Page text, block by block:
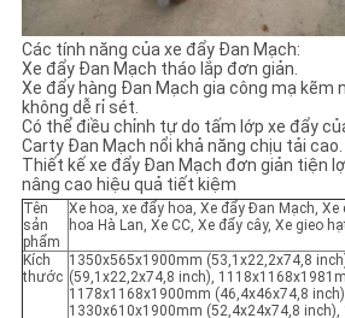
Các tính năng của xe đẩy Đan Mạch:
Xe đẩy Đan Mạch tháo lắp đơn giản.
Xe đẩy hàng Đan Mạch gia công mạ kẽm
không dễ rỉ sét.
Có thể điều chỉnh tự do tấm lớp xe đẩy
Carty Đan Mạch nổi khả năng chịu tải cao.
Thiết kế xe đẩy Đan Mạch đơn giản tiện
nâng cao hiệu quả tiết kiệm
Tên
sản
phẩm
Xe hoa, xe đẩy hoa, Xe đẩy Đan Mạch,
hoa Hà Lan, Xe CC, Xe đẩy cây, Xe gieo
Kích
thước
1350x565x1900mm (53,1x22,2x74,8
(59,1x22,2x74,8 inch),
1178x1168x1900mm (46,4x46x74,8 inch),
1330x610x1900mm (52,4x24x74,8